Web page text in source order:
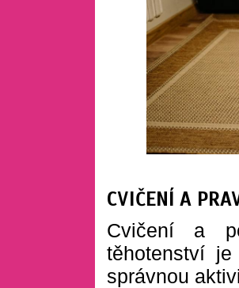
CVIČENÍ A
Cvičení a
těhotenství
správnou